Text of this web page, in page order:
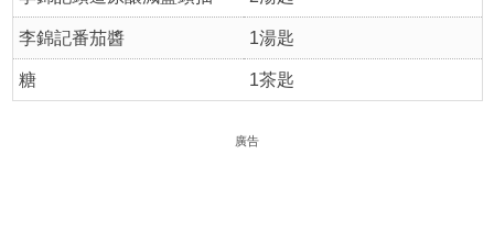
李錦記番茄醬 1湯匙
糖 1茶匙
廣告